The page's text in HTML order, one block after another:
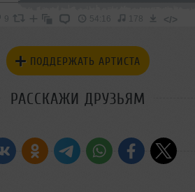
9 54:16 178 </>
ПОДДЕРЖАТЬ АРТИСТА
РАССКАЖИ ДРУЗЬЯМ